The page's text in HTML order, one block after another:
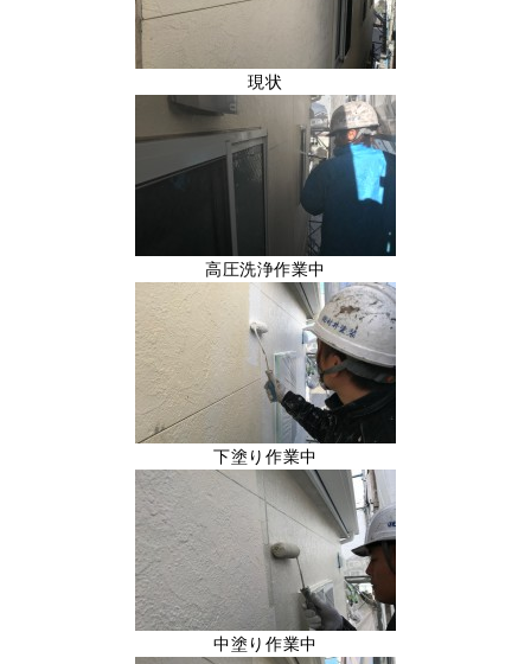
現状
高圧洗浄作業中
下塗り作業中
中塗り作業中